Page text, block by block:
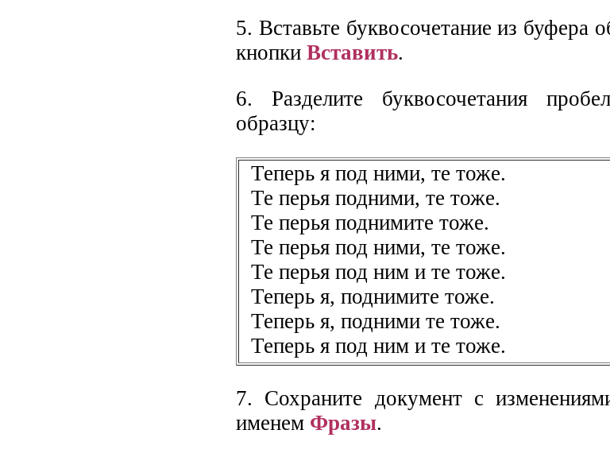
5. Вставьте буквосочетание из
кнопки Вставить.
6. Разделите буквосочетания
образцу:
Теперь я под ними, те тоже.
Те перья подними, те тоже.
Те перья поднимите тоже.
Те перья под ними, те тоже.
Те перья под ним и те тоже.
Теперь я, поднимите тоже.
Теперь я, подними те тоже.
Теперь я под ним и те тоже.
7. Сохраните документ с
именем Фразы.